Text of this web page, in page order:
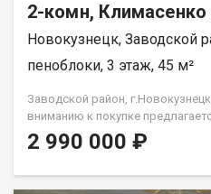
2-комн, Климасенко
Новокузнецк, Заводской
пеноблоки, 3 этаж, 45 м²
Заводской район,
вниманию к покупке
комнатная квартира в
квартиры является раздельная
2 990 000 ₽